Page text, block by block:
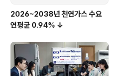
2026~2038년 천연가스 수요
연평균 0.94% ↓